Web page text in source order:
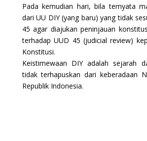
Pada kemudian hari, bila ternyata
dari UU DIY (yang baru) yang tidak
45 agar diajukan peninjauan
terhadap UUD 45 (judicial review)
Konstitusi.
Keistimewaan DIY adalah sejarah
tidak terhapuskan dari keberadaan
Republik Indonesia.